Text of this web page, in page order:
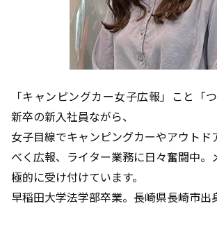
「キャンピングカー女子広報」こと「
新卒の新入社員ながら、
女子目線でキャンピングカーやアウトド
べく広報、ライター業務に日々奮闘中。
極的に受け付けています。
早稲田大学法学部卒業。長崎県長崎市出